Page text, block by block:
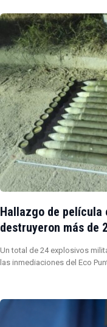
Hallazgo de película
destruyeron más de
Un total de 24 explosivos
las inmediaciones del Eco